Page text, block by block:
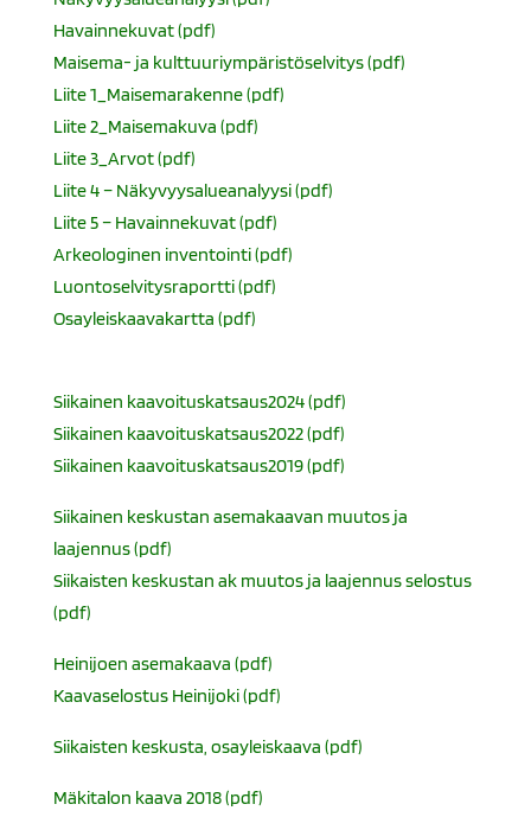
Havainnekuvat (pdf)
Maisema- ja kulttuuriympäristöselvitys (pdf)
Liite 1_Maisemarakenne (pdf)
Liite 2_Maisemakuva (pdf)
Liite 3_Arvot (pdf)
Liite 4 – Näkyvyysalueanalyysi (pdf)
Liite 5 – Havainnekuvat (pdf)
Arkeologinen inventointi (pdf)
Luontoselvitysraportti (pdf)
Osayleiskaavakartta (pdf)
Siikainen kaavoituskatsaus2024 (pdf)
Siikainen kaavoituskatsaus2022 (pdf)
Siikainen kaavoituskatsaus2019 (pdf)
Siikainen keskustan asemakaavan muutos ja
laajennus (pdf)
Siikaisten keskustan ak muutos ja laajennus selostus
(pdf)
Heinijoen asemakaava (pdf)
Kaavaselostus Heinijoki (pdf)
Siikaisten keskusta, osayleiskaava (pdf)
Mäkitalon kaava 2018 (pdf)